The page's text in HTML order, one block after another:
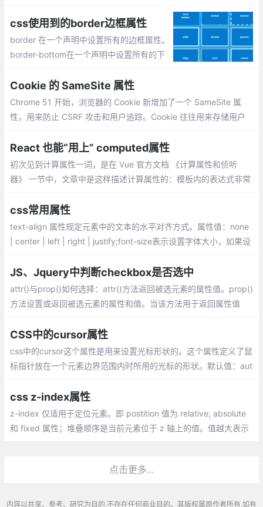
ll： 将超出对象尺寸的内容进行裁剪，并以滚动条的方式显示超出
的内容。
css使用到的border边框属性
border 在一个声明中设置所有的边框属性。
border-bottom在一个声明中设置所有的下
框的颜色。border-bottom-style设置下边框
的样式。
Cookie 的 SameSite 属性
Chrome 51 开始，浏览器的 Cookie 新增加了一个 SameSite 属
性，用来防止 CSRF 攻击和用户追踪。Cookie 往往用来存储用户
求，这就是 CSRF 攻击。
React 也能“用上” computed属性
初次见到计算属性一词，是在 Vue 官方文档 《计算属性和侦听
器》 一节中，文章中是这样描述计算属性的：模板内的表达式非常
的逻辑会让模板过重且难以维护。
css常用属性
text-align 属性规定元素中的文本的水平对齐方式。属性值：none
| center | left | right | justify;font-size表示设置字体大小，如果设
JS、Jquery中判断checkbox是否选中
attr()与prop()如何选择：attr()方法返回被选元素的属性值。prop()
方法设置或返回被选元素的属性和值。当该方法用于返回属性值
为匹配元素集合设置一个或多个属性/值对。
CSS中的cursor属性
css中的cursor这个属性是用来设置光标形状的。这个属性定义了鼠
标指针放在一个元素边界范围内时所用的光标的形状。默认值：aut
css z-index属性
z-index 仅适用于定位元素。即 postition 值为 relative, absolute
和 fixed 属性；堆叠顺序是当前元素位于 z 轴上的值。值越大表示
点击更多...
内容以共享、参考、研究为目的,不存在任何商业目的。其版权属原作者所有,如有